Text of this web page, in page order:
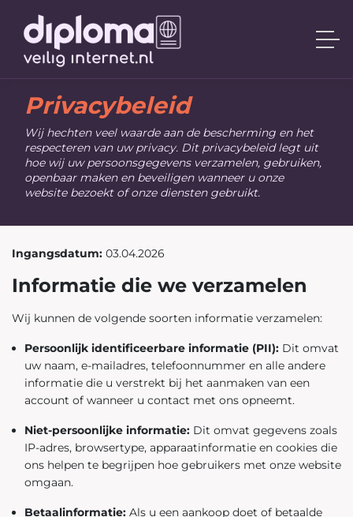
Privacybeleid
Wij hechten veel waarde aan de bescherming en het
respecteren van uw privacy. Dit privacybeleid legt uit
hoe wij uw persoonsgegevens verzamelen, gebruiken,
openbaar maken en beveiligen wanneer u onze
website bezoekt of onze diensten gebruikt.
Ingangsdatum: 03.04.2026
Informatie die we verzamelen
Wij kunnen de volgende soorten informatie verzamelen:
Persoonlijk identificeerbare informatie (PII): Dit omvat
uw naam, e-mailadres, telefoonnummer en alle andere
informatie die u verstrekt bij het aanmaken van een
account of wanneer u contact met ons opneemt.
Niet-persoonlijke informatie: Dit omvat gegevens zoals
IP-adres, browsertype, apparaatinformatie en cookies die
ons helpen te begrijpen hoe gebruikers met onze website
omgaan.
Betaalinformatie: Als u een aankoop doet of betaalde